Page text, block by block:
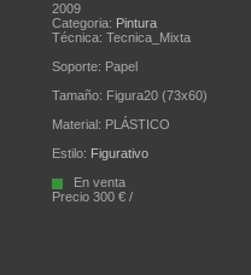
2009
Categoria: Pintura
Técnica: Tecnica_Mixta
Soporte: Papel
Tamaño: Figura20 (73x60)
Material: PLÁSTICO
Estilo: Figurativo
En venta
Precio 300 € /